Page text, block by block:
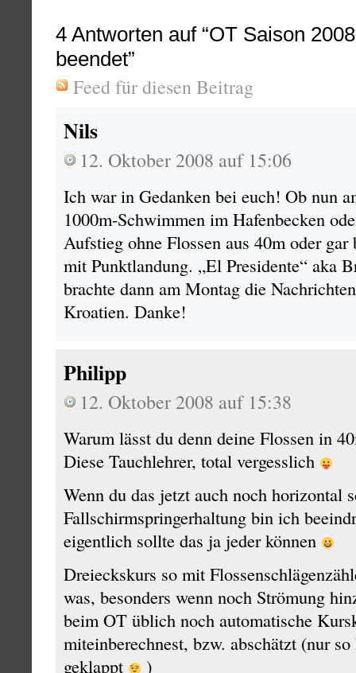
4 Antworten auf “OT Saison
beendet”
Feed für diesen Beitrag
Nils
12. Oktober 2008 auf 15:06
Ich war in Gedanken bei euch! Ob nun
1000m-Schwimmen im Hafenbecken
Aufstieg ohne Flossen aus 40m oder
mit Punktlandung. „El Presidente“ aka
brachte dann am Montag die
Kroatien. Danke!
Philipp
12. Oktober 2008 auf 15:38
Warum lässt du denn deine Flossen in
Diese Tauchlehrer, total vergesslich
Wenn du das jetzt auch noch horizontal
Fallschirmspringerhaltung bin ich
eigentlich sollte das ja jeder können
Dreieckskurs so mit
was, besonders wenn noch Strömung
beim OT üblich noch automatische
miteinberechnest, bzw. abschätzt (nur
geklappt
)